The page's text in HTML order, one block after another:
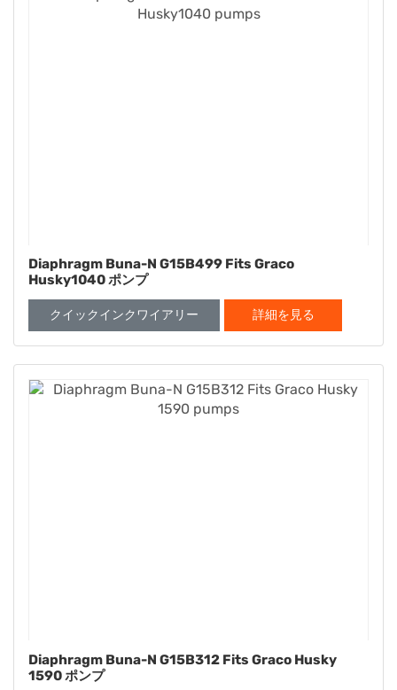
Diaphragm Buna-N G15B499 Fits Graco
Husky1040 ポンプ
クイックインクワイアリー 詳細を見る
Diaphragm Buna-N G15B312 Fits Graco Husky
1590 ポンプ